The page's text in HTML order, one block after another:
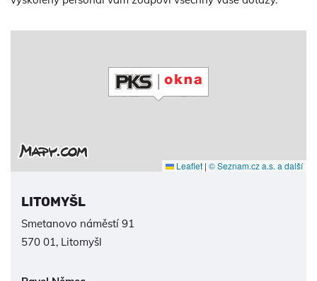
Leaflet | © Seznam.cz a.s. a další
LITOMYŠL
Smetanovo náměstí 91
570 01, Litomyšl